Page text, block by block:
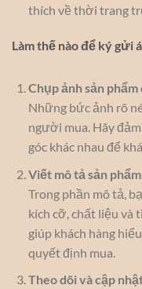
thích về thời trang
Làm thế nào để ký gửi
Chụp ảnh sản
Những bức ảnh rõ
người mua. Hãy
góc khác nhau để
Viết mô tả sản
Trong phần mô tả,
kích cỡ, chất liệu và
giúp khách hàng
quyết định mua.
Theo dõi và cập